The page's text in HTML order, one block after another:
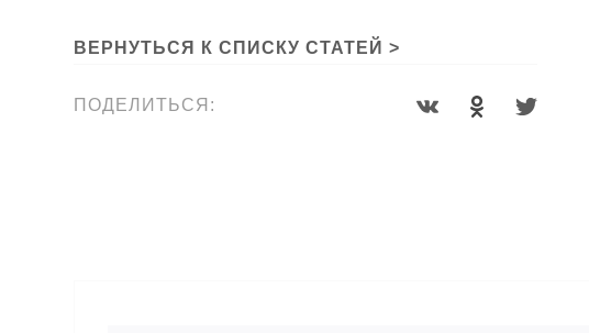
ВЕРНУТЬСЯ К СПИСКУ СТАТЕЙ >
ПОДЕЛИТЬСЯ: